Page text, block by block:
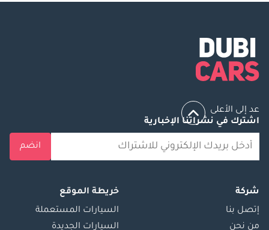
عد إلى الأعلى
اشترك في نشراتنا الإخبارية
انضم
شركة
إتصل بنا
من نحن
خريطة الموقع
السيارات المستعملة
السيارات الجديدة